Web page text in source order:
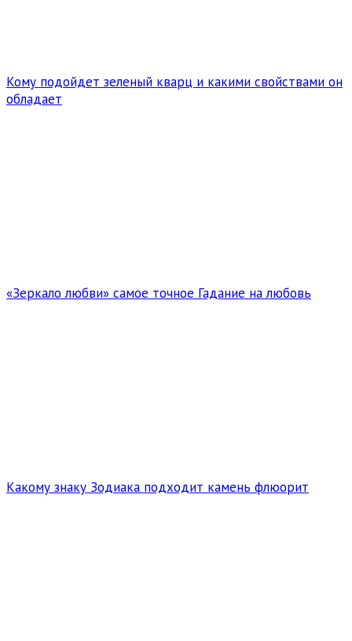
Кому подойдет зеленый кварц и какими свойствами он
обладает
«Зеркало любви» самое точное Гадание на любовь
Какому знаку Зодиака подходит камень флюорит